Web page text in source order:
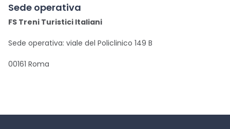
Sede operativa
FS Treni Turistici Italiani
Sede operativa: viale del Policlinico 149 B
00161 Roma